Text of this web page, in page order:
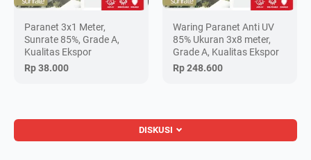
Paranet 3x1 Meter,
Sunrate 85%, Grade A,
Kualitas Ekspor
Rp 38.000
Waring Paranet Anti UV
85% Ukuran 3x8 meter,
Grade A, Kualitas Ekspor
Rp 248.600
DISKUSI